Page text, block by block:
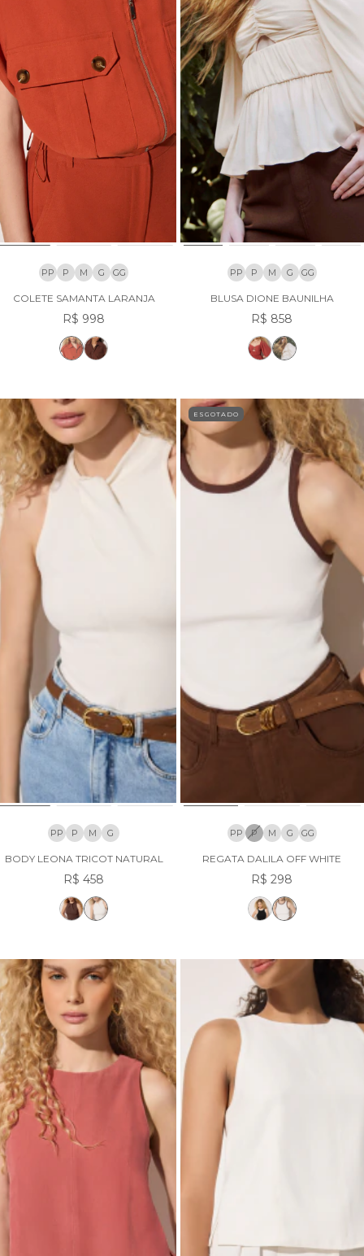
PP P M G GG
COLETE SAMANTA LARANJA
R$ 998
PP P M G GG
BLUSA DIONE BAUNILHA
R$ 858
PP P M G
BODY LEONA TRICOT NATURAL
R$ 458
ESGOTADO
PP P M G GG
REGATA DALILA OFF WHITE
R$ 298